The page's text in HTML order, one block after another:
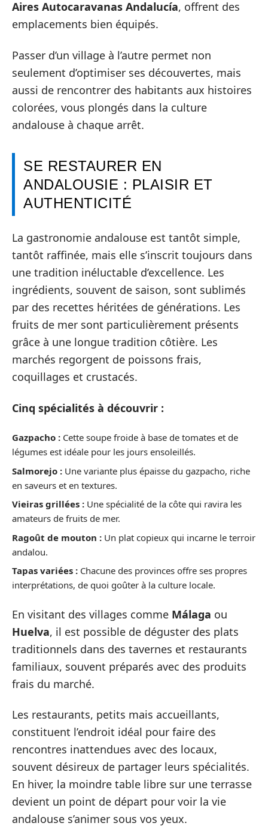
Aires Autocaravanas Andalucía, offrent des
emplacements bien équipés.
Passer d’un village à l’autre permet non
seulement d’optimiser ses découvertes, mais
aussi de rencontrer des habitants aux histoires
colorées, vous plongés dans la culture
andalouse à chaque arrêt.
SE RESTAURER EN
ANDALOUSIE : PLAISIR ET
AUTHENTICITÉ
La gastronomie andalouse est tantôt simple,
tantôt raffinée, mais elle s’inscrit toujours dans
une tradition inéluctable d’excellence. Les
ingrédients, souvent de saison, sont sublimés
par des recettes héritées de générations. Les
fruits de mer sont particulièrement présents
grâce à une longue tradition côtière. Les
marchés regorgent de poissons frais,
coquillages et crustacés.
Cinq spécialités à découvrir :
Gazpacho : Cette soupe froide à base de tomates et de
légumes est idéale pour les jours ensoleillés.
Salmorejo : Une variante plus épaisse du gazpacho, riche
en saveurs et en textures.
Vieiras grillées : Une spécialité de la côte qui ravira les
amateurs de fruits de mer.
Ragoût de mouton : Un plat copieux qui incarne le terroir
andalou.
Tapas variées : Chacune des provinces offre ses propres
interprétations, de quoi goûter à la culture locale.
En visitant des villages comme Málaga ou
Huelva, il est possible de déguster des plats
traditionnels dans des tavernes et restaurants
familiaux, souvent préparés avec des produits
frais du marché.
Les restaurants, petits mais accueillants,
constituent l’endroit idéal pour faire des
rencontres inattendues avec des locaux,
souvent désireux de partager leurs spécialités.
En hiver, la moindre table libre sur une terrasse
devient un point de départ pour voir la vie
andalouse s’animer sous vos yeux.